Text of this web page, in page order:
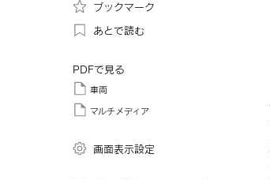
ブックマーク
あとで読む
PDFで見る
車両
マルチメディア
画面表示設定